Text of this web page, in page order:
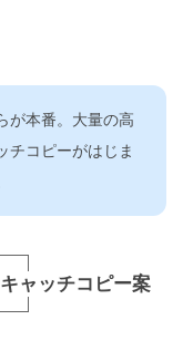
が本番。大量の高
チコピーがはじま
ャッチコピー案